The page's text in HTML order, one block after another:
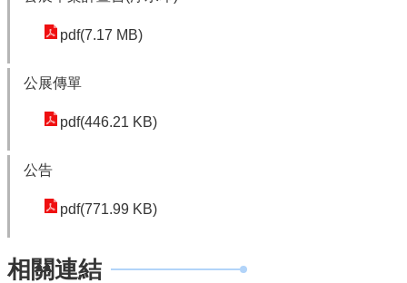
政
c
pdf(7.17 MB)
公展傳單
pdf(446.21 KB)
公告
pdf(771.99 KB)
相關連結